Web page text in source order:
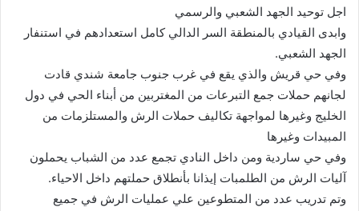
اجل توحيد الجهد الشعبي والرسمي
وابدى القيادي بالمنطقة السر الدالي كامل استعدادهم في استنفار
الجهد الشعبي.
وفي حي قريش والذي يقع في غرب جنوب جامعة شندي قادت
لجانهم حملات جمع التبرعات من المغتربين من أبناء الحي في دول
الخليج وغيرها لمواجهة تكاليف حملات الرش والمستلزمات من
المبيدات وغيرها
وفي حي ساردية ومن داخل النادي تجمع عدد من الشباب يحملون
آليات الرش من الطلمبات إيذانا بأنطلاق حملتهم داخل الاحياء.
وتم تدريب عدد من المتطوعين علي عمليات الرش في جميع